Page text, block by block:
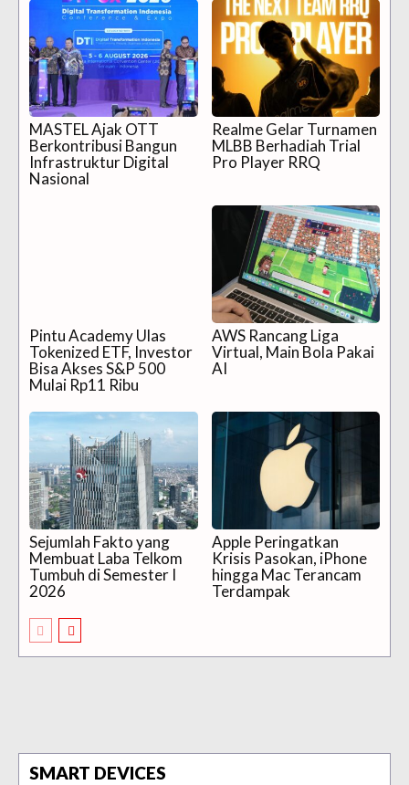
MASTEL Ajak OTT
Berkontribusi Bangun
Infrastruktur Digital
Nasional
Realme Gelar Turnamen
MLBB Berhadiah Trial
Pro Player RRQ
Pintu Academy Ulas
Tokenized ETF, Investor
Bisa Akses S&P 500
Mulai Rp11 Ribu
AWS Rancang Liga
Virtual, Main Bola Pakai
AI
Sejumlah Fakto yang
Membuat Laba Telkom
Tumbuh di Semester I
2026
Apple Peringatkan
Krisis Pasokan, iPhone
hingga Mac Terancam
Terdampak
SMART DEVICES